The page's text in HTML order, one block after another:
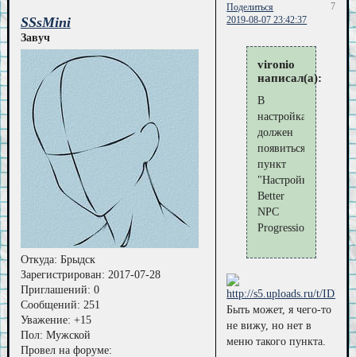
Поделиться
7
2019-08-07 23:42:37
SSsMini
Завуч
Откуда: Брыдск
Зарегистрирован: 2017-07-28
Приглашений: 0
Сообщений: 251
Уважение: +15
Пол: Мужской
Провел на форуме:
vironio
написал(а):
В
настройках
должен
появиться
пункт
"Настройки
Better
NPC
Progression"
Быть может, я чего-то
не вижу, но нет в
меню такого пункта.